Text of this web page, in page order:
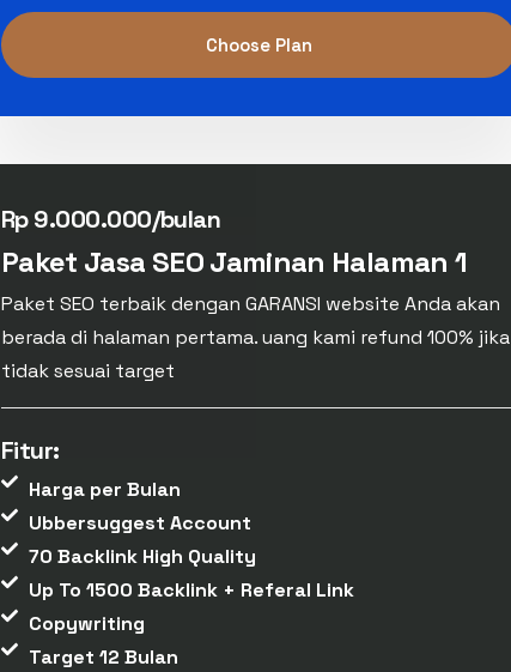
Choose Plan
Rp 9.000.000/bulan
Paket Jasa SEO Jaminan Halaman 1
Paket SEO terbaik dengan GARANSI website Anda akan
berada di halaman pertama. uang kami refund 100% jika
tidak sesuai target
Fitur:
Harga per Bulan
Ubbersuggest Account
70 Backlink High Quality
Up To 1500 Backlink + Referal Link
Copywriting
Target 12 Bulan